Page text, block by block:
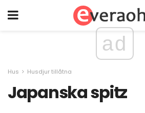
ad
Hus Husdjur tillåtna
Japanska spitz